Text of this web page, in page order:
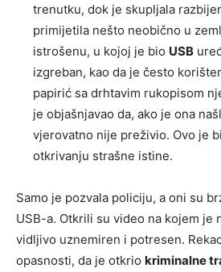
trenutku, dok je skupljala
primijetila nešto neobično u
istrošenu, u kojoj je bio USB
izgreban, kao da je često
papirić sa drhtavim rukopisom
je objašnjavao da, ako je ona
vjerovatno nije preživio. Ovo je
otkrivanju strašne istine.
Samo je pozvala policiju, a oni su
USB-a. Otkrili su video na kojem je
vidljivo uznemiren i potresen.
opasnosti, da je otkrio kriminalne